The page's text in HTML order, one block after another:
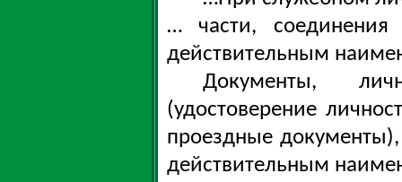
… части,
действительным
Документы,
(удостоверение
проездные
действительным